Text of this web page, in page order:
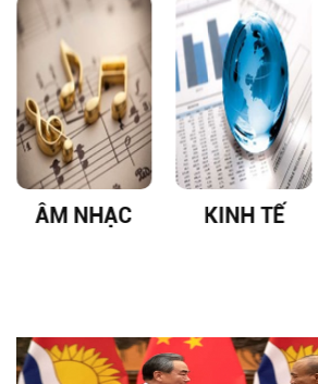
ÂM NHẠC KINH TẾ